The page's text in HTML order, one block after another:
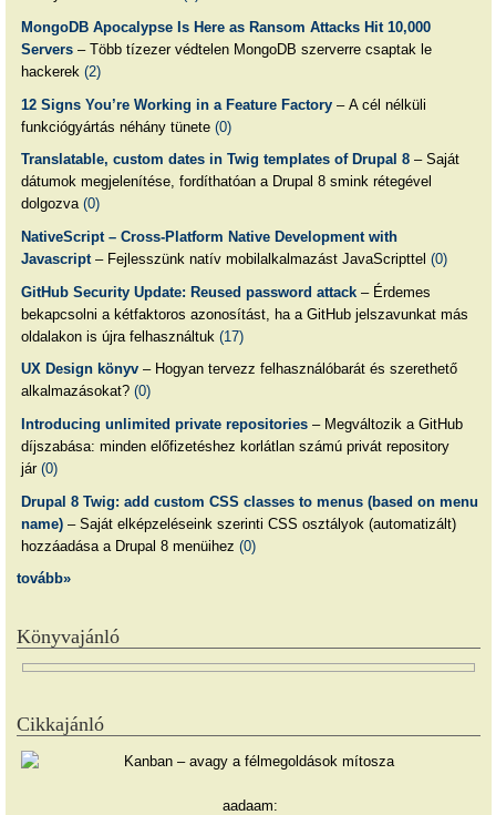
MongoDB Apocalypse Is Here as Ransom Attacks Hit 10,000
Servers– Több tízezer védtelen MongoDB szerverre csaptak le
hackerek (2)
12 Signs You’re Working in a Feature Factory– A cél nélküli
funkciógyártás néhány tünete (0)
Translatable, custom dates in Twig templates of Drupal 8– Saját
dátumok megjelenítése, fordíthatóan a Drupal 8 smink rétegével
dolgozva (0)
NativeScript – Cross-Platform Native Development with
Javascript– Fejlesszünk natív mobilalkalmazást JavaScripttel (0)
GitHub Security Update: Reused password attack– Érdemes
bekapcsolni a kétfaktoros azonosítást, ha a GitHub jelszavunkat más
oldalakon is újra felhasználtuk (17)
UX Design könyv– Hogyan tervezz felhasználóbarát és szerethető
alkalmazásokat? (0)
Introducing unlimited private repositories– Megváltozik a GitHub
díjszabása: minden előfizetéshez korlátlan számú privát repository
jár (0)
Drupal 8 Twig: add custom CSS classes to menus (based on menu
name)– Saját elképzeléseink szerinti CSS osztályok (automatizált)
hozzáadása a Drupal 8 menüihez (0)
tovább»
Könyvajánló
Cikkajánló
aadaam: